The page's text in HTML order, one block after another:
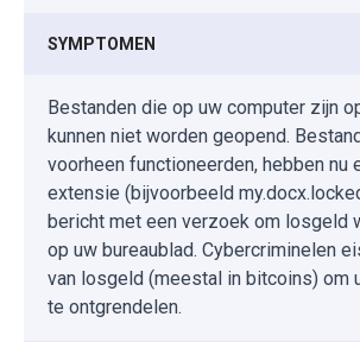
SYMPTOMEN
Bestanden die op uw computer zijn
kunnen niet worden geopend.
voorheen functioneerden, hebben nu
extensie (bijvoorbeeld
bericht met een verzoek om losgeld
op uw bureaublad. Cybercriminelen
van losgeld (meestal in bitcoins) om
te ontgrendelen.